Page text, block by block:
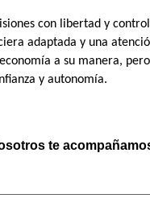
con libertad y
adaptada y una
a su manera,
y autonomía.
te